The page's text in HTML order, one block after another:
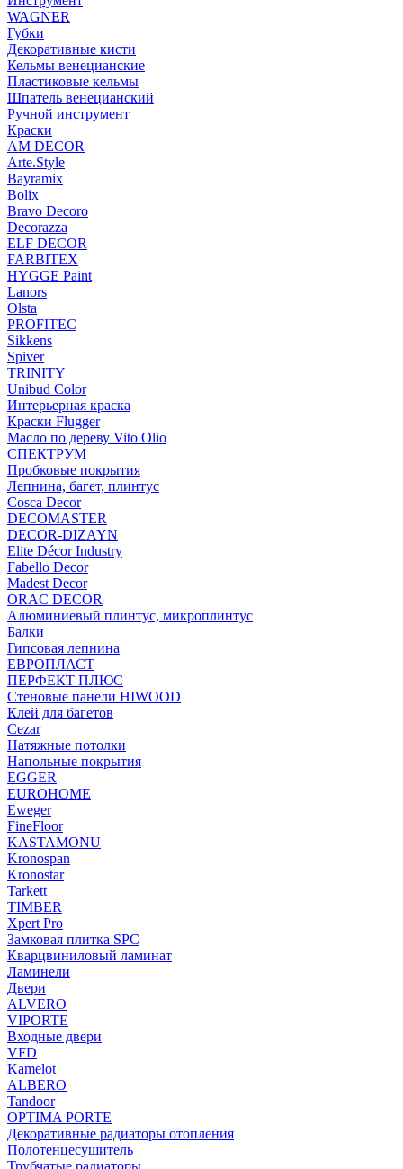
WAGNER
Губки
Декоративные кисти
Кельмы венецианские
Пластиковые кельмы
Шпатель венецианский
Ручной инструмент
Краски
AM DECOR
Arte.Style
Bayramix
Bolix
Bravo Decoro
Decorazza
ELF DECOR
FARBITEX
HYGGE Paint
Lanors
Olsta
PROFITEC
Sikkens
Spiver
TRINITY
Unibud Color
Интерьерная краска
Краски Flugger
Масло по дереву Vito Olio
СПЕКТРУМ
Пробковые покрытия
Лепнина, багет, плинтус
Cosca Decor
DECOMASTER
DECOR-DIZAYN
Elite Décor Industry
Fabello Decor
Madest Decor
ORAC DECOR
Алюминиевый плинтус, микроплинтус
Балки
Гипсовая лепнина
ЕВРОПЛАСТ
ПЕРФЕКТ ПЛЮС
Стеновые панели HIWOOD
Клей для багетов
Cezar
Натяжные потолки
Напольные покрытия
EGGER
EUROHOME
Eweger
FineFloor
KASTAMONU
Kronospan
Kronostar
Tarkett
TIMBER
Xpert Pro
Замковая плитка SPC
Кварцвиниловый ламинат
Ламинели
Двери
ALVERO
VIPORTE
Входные двери
VFD
Kamelot
ALBERO
Tandoor
OPTIMA PORTE
Декоративные радиаторы отопления
Полотенцесушитель
Трубчатые радиаторы